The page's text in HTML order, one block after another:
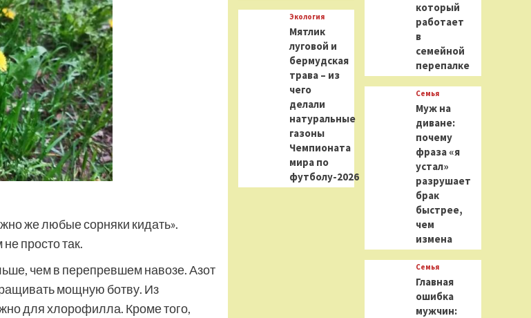
же любые сорняки кидать».
просто так.
чем в перепревшем навозе. Азот
мощную ботву. Из
для хлорофилла. Кроме того,
Экология
Мятлик
луговой и
бермудская
трава – из
чего
делали
натуральные
газоны
Чемпионата
мира по
футболу-2026
который
работает
в
семейной
перепалке
Семья
Муж на
диване:
почему
фраза «я
устал»
разрушает
брак
быстрее,
чем
измена
Семья
Главная
ошибка
мужчин: